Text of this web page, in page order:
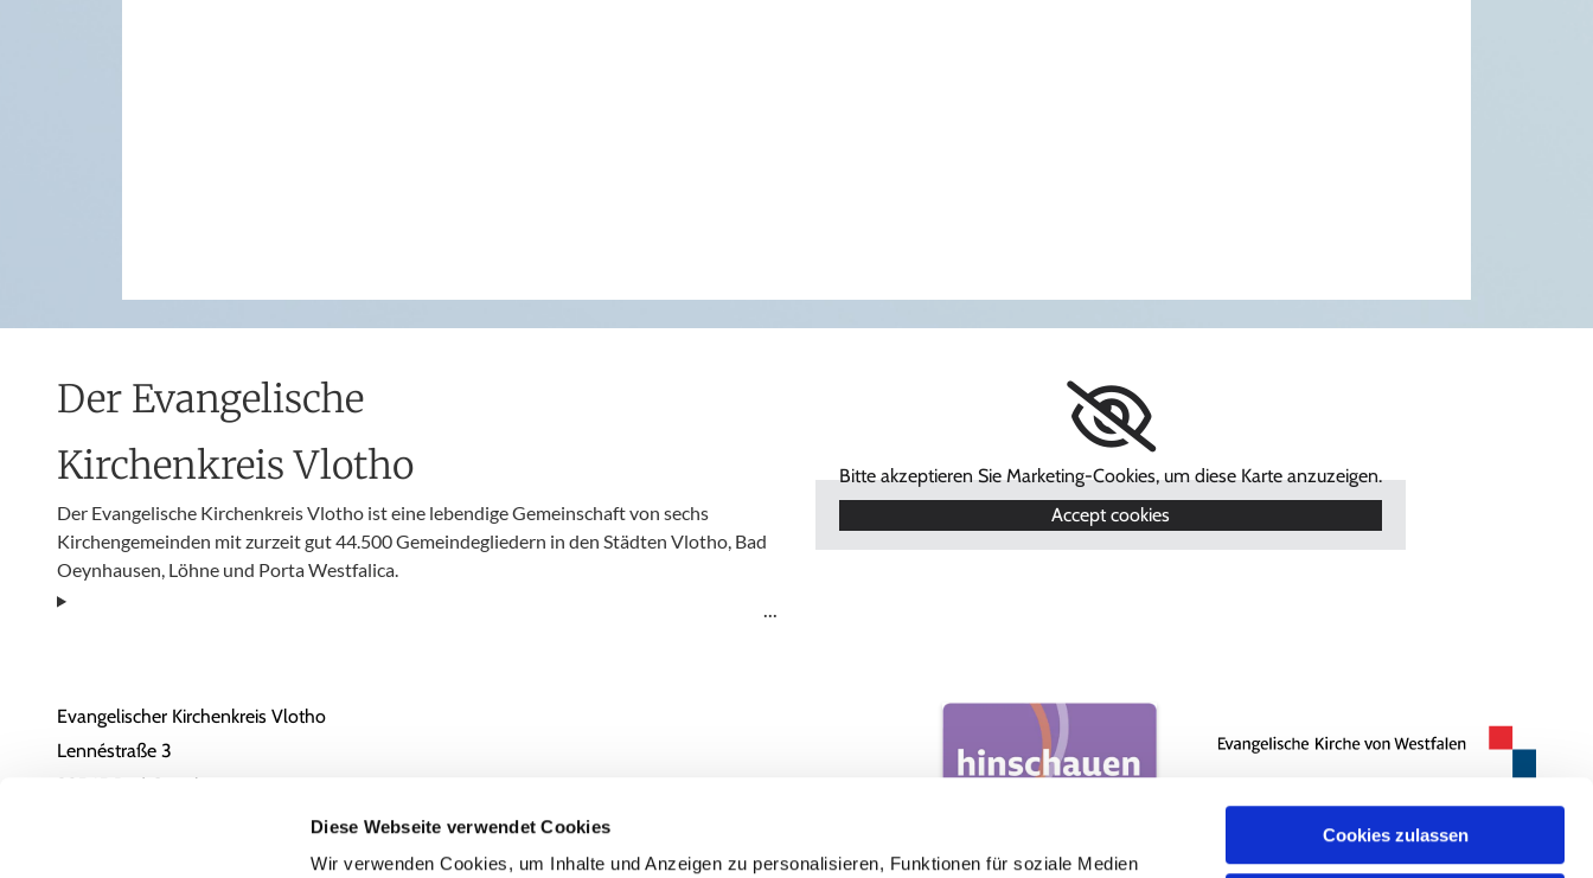
Diese Webseite verwendet Cookies
Wir verwenden Cookies, um Inhalte und Anzeigen zu personalisieren, Funktionen für soziale Medien
Cookies zulassen
Der Evangelische
Kirchenkreis Vlotho
Der Evangelische Kirchenkreis Vlotho ist eine lebendige Gemeinschaft von sechs
Kirchengemeinden mit zurzeit gut 44.500 Gemeindegliedern in den Städten Vlotho, Bad
Oeynhausen, Löhne und Porta Westfalica.
Bitte akzeptieren Sie Marketing-Cookies, um diese Karte anzuzeigen.
Accept cookies
Evangelischer Kirchenkreis Vlotho
Lennéstraße 3
32545 Bad Oeynhausen